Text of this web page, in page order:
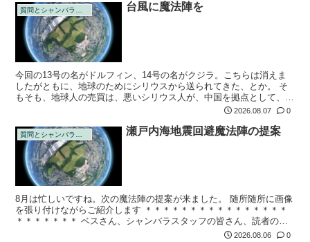
質問とシャンバラの回答 台風に魔法陣を
今回の13号の名がドルフィン、14号の名がクジラ。こちらは消えま
したがともに、地球のためにシリウスから送られてきた、とか。 そ
もそも、地球人の売買は、悪いシリウス人が、中国を拠点として、仕
出かしてきたこと。 でしたら、共に人身売買の終焉を、見届けさせ
2026.08.07 0
質問とシャンバラの回答 瀬戸内海地震回避魔法陣の提案
8月は忙しいですね。次の魔法陣の提案が来ました。 随所随所に画像
を張り付けながらご紹介します ＊＊＊＊＊＊＊＊＊＊＊＊＊＊＊＊
＊＊＊＊＊＊＊ ベスさん、シャンバラスタッフの皆さん、読者の皆
さん、いつもありがとうございます。 現在次元の谷が発生している
2026.08.06 0